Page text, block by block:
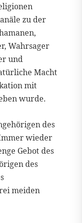
zu der
Wahrsager
und
Macht
mit
wurde.
des
wieder
Gebot des
des
meiden